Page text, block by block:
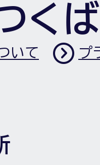
く
いて プ